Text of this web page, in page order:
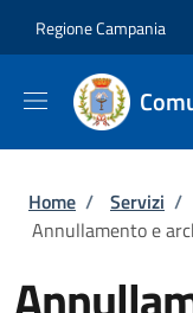
Regione Campania
Briciole
Home / Servizi /
Annullamento e